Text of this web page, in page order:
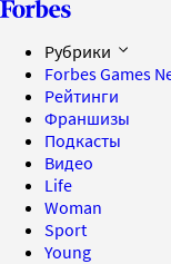
Рубрики
Forbes Games
Рейтинги
Франшизы
Подкасты
Видео
Life
Woman
Sport
Young